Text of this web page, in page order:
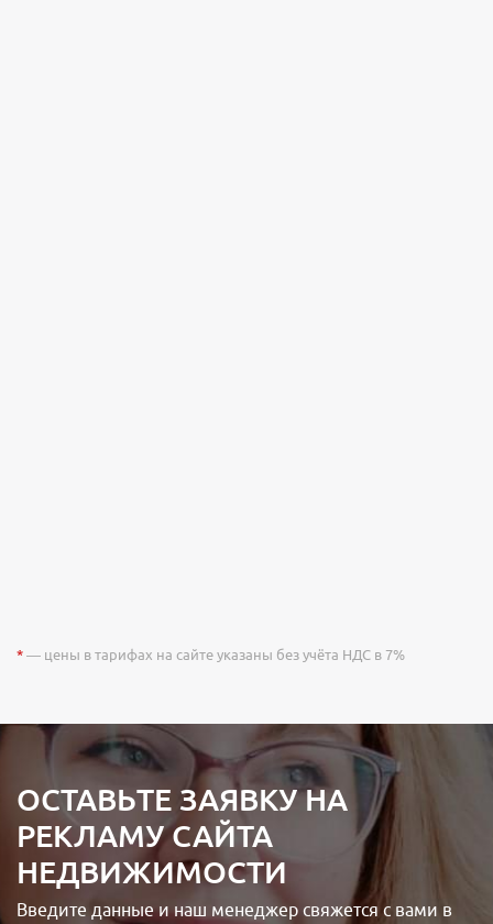
* — цены в тарифах на сайте указаны без учёта НДС в 7%
ОСТАВЬТЕ ЗАЯВКУ НА
РЕКЛАМУ САЙТА
НЕДВИЖИМОСТИ
Введите данные и наш менеджер свяжется с вами в